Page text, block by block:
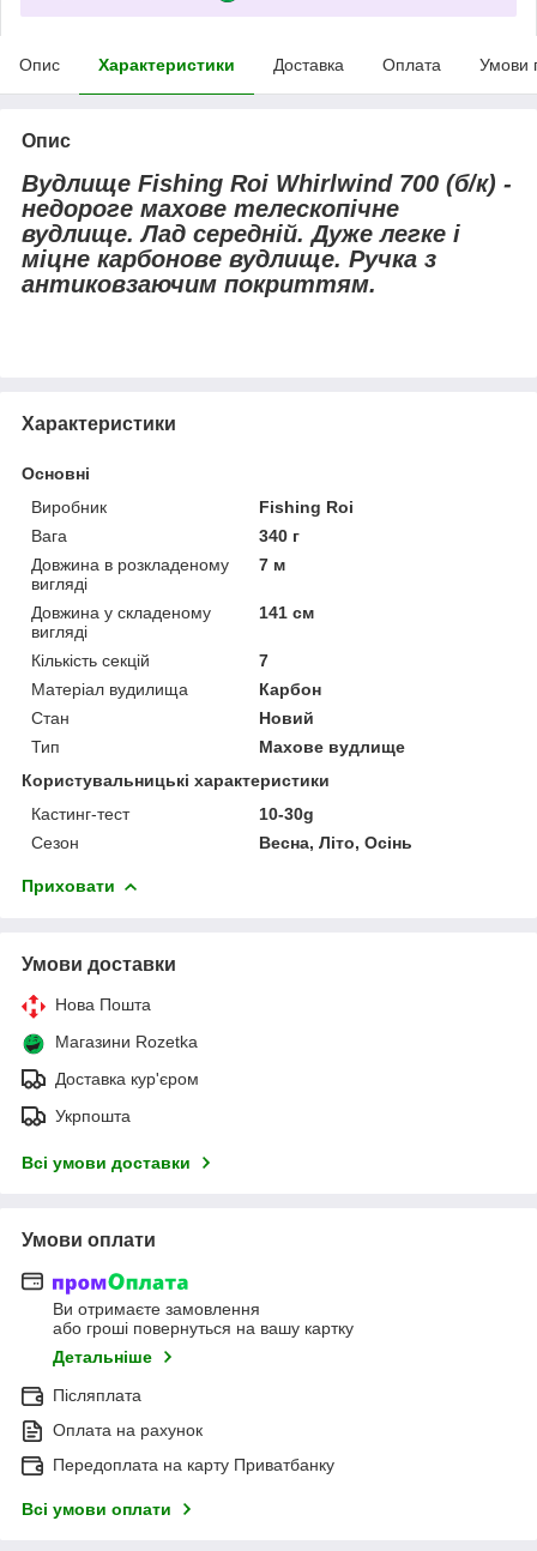
Опис Характеристики Доставка Оплата Умови
Опис
Вудлище Fishing Roi Whirlwind 700 (б/к) -
недороге махове телескопічне
вудлище. Лад середній. Дуже легке і
міцне карбонове вудлище. Ручка з
антиковзаючим покриттям.
Характеристики
Основні
Виробник
Fishing Roi
Вага
340 г
Довжина в розкладеному
вигляді
7 м
Довжина у складеному
вигляді
141 см
Кількість секцій
7
Матеріал вудилища
Карбон
Стан
Новий
Тип
Махове вудлище
Користувальницькі характеристики
Кастинг-тест
10-30g
Сезон
Весна, Літо, Осінь
Приховати
Умови доставки
Нова Пошта
Магазини Rozetka
Доставка кур'єром
Укрпошта
Всі умови доставки
Умови оплати
Ви отримаєте замовлення
або гроші повернуться на вашу картку
Детальніше
Післяплата
Оплата на рахунок
Передоплата на карту Приватбанку
Всі умови оплати